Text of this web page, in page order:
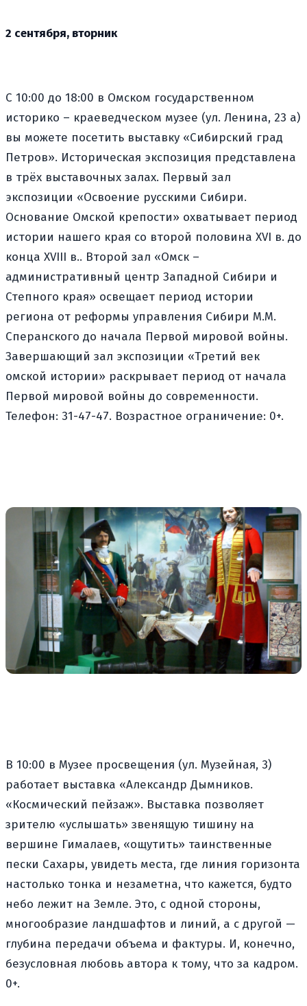
2 сентября, вторник
С 10:00 до 18:00 в Омском государственном
историко – краеведческом музее (ул. Ленина, 23 а)
вы можете посетить выставку «Сибирский град
Петров». Историческая экспозиция представлена
в трёх выставочных залах. Первый зал
экспозиции «Освоение русскими Сибири.
Основание Омской крепости» охватывает период
истории нашего края со второй половина XVI в. до
конца XVIII в.. Второй зал «Омск –
административный центр Западной Сибири и
Степного края» освещает период истории
региона от реформы управления Сибири М.М.
Сперанского до начала Первой мировой войны.
Завершающий зал экспозиции «Третий век
омской истории» раскрывает период от начала
Первой мировой войны до современности.
Телефон: 31-47-47. Возрастное ограничение: 0+.
В 10:00 в Музее просвещения (ул. Музейная, 3)
работает выставка «Александр Дымников.
«Космический пейзаж». Выставка позволяет
зрителю «услышать» звенящую тишину на
вершине Гималаев, «ощутить» таинственные
пески Сахары, увидеть места, где линия горизонта
настолько тонка и незаметна, что кажется, будто
небо лежит на Земле. Это, с одной стороны,
многообразие ландшафтов и линий, а с другой —
глубина передачи объема и фактуры. И, конечно,
безусловная любовь автора к тому, что за кадром.
0+.